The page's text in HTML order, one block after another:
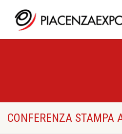
CONFERENZA STAMPA